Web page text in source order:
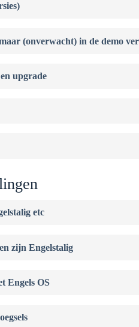
(onverwacht) in de demo
upgrade
etc
zijn Engelstalig
Engels OS